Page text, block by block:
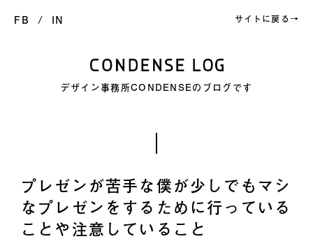
デザイン事務所CONDENSEのブログです
サイトに戻る→
FB IN
プレゼンが苦手な僕が少しでもマシ
なプレゼンをするために行っている
ことや注意していること